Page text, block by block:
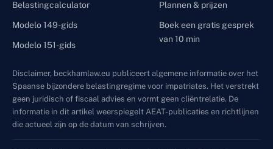
Belastingcalculator
Modelo 149-gids
Modelo 151-gids
Plannen & prijzen
Boek een gratis gesprek
van 10 min
Disclaimer, beckhamlaw.eu publiceert algemene informatie over het
Spaanse bijzondere belastingregime voor impatriates. Het verstrekt
geen juridisch of fiscaal advies en vormt geen cliëntrelatie. De
informatie in dit artikel weerspiegelt AEAT-publicaties en richtlijnen
die actueel zijn op de datum van schrijven.